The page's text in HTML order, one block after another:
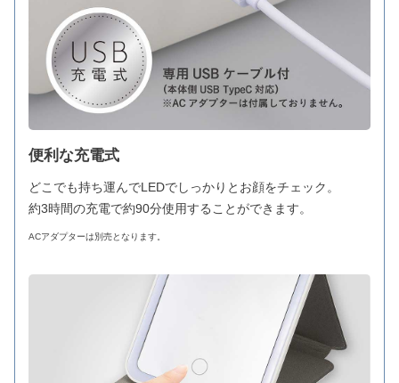
便利な充電式
どこでも持ち運んでLEDでしっかりとお顔をチェック。
約3時間の充電で約90分使用することができます。
ACアダプターは別売となります。